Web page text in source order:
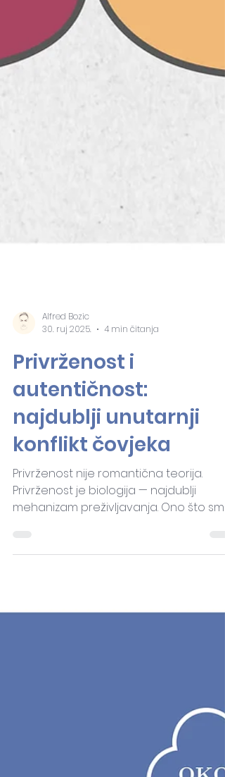
30. ruj 2025.
4 min čitanja
Privrženost i
autentičnost:
najdublji unutarnji
konflikt čovjeka
Privrženost nije romantična teorija.
Privrženost je biologija — najdublji
nekad morali učiti kao djeca da bismo